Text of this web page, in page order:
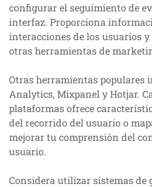
configurar el seguimiento de
interfaz. Proporciona
interacciones de los usuarios
otras herramientas de
Otras herramientas populares
Analytics, Mixpanel y Hotjar.
plataformas ofrece
del recorrido del usuario o
mejorar tu comprensión del
usuario.
Considera utilizar sistemas de